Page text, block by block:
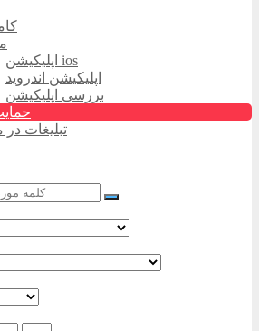
اپلیکیشن ios
اپلیکیشن اندروید
بررسی اپلیکیشن
تبلیغات در